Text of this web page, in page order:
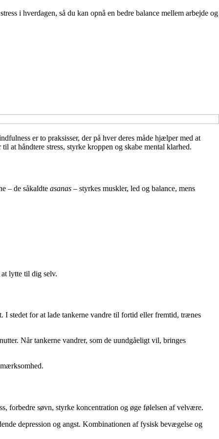
i hverdagen, så du kan opnå en bedre balance mellem arbejde og
er to praksisser, der på hver deres måde hjælper med at
at håndtere stress, styrke kroppen og skabe mental klarhed.
– de såkaldte asanas – styrkes muskler, led og balance, mens
lytte til dig selv.
stedet for at lade tankerne vandre til fortid eller fremtid, trænes
Når tankerne vandrer, som de uundgåeligt vil, bringes
forbedre søvn, styrke koncentration og øge følelsen af velvære.
depression og angst. Kombinationen af fysisk bevægelse og